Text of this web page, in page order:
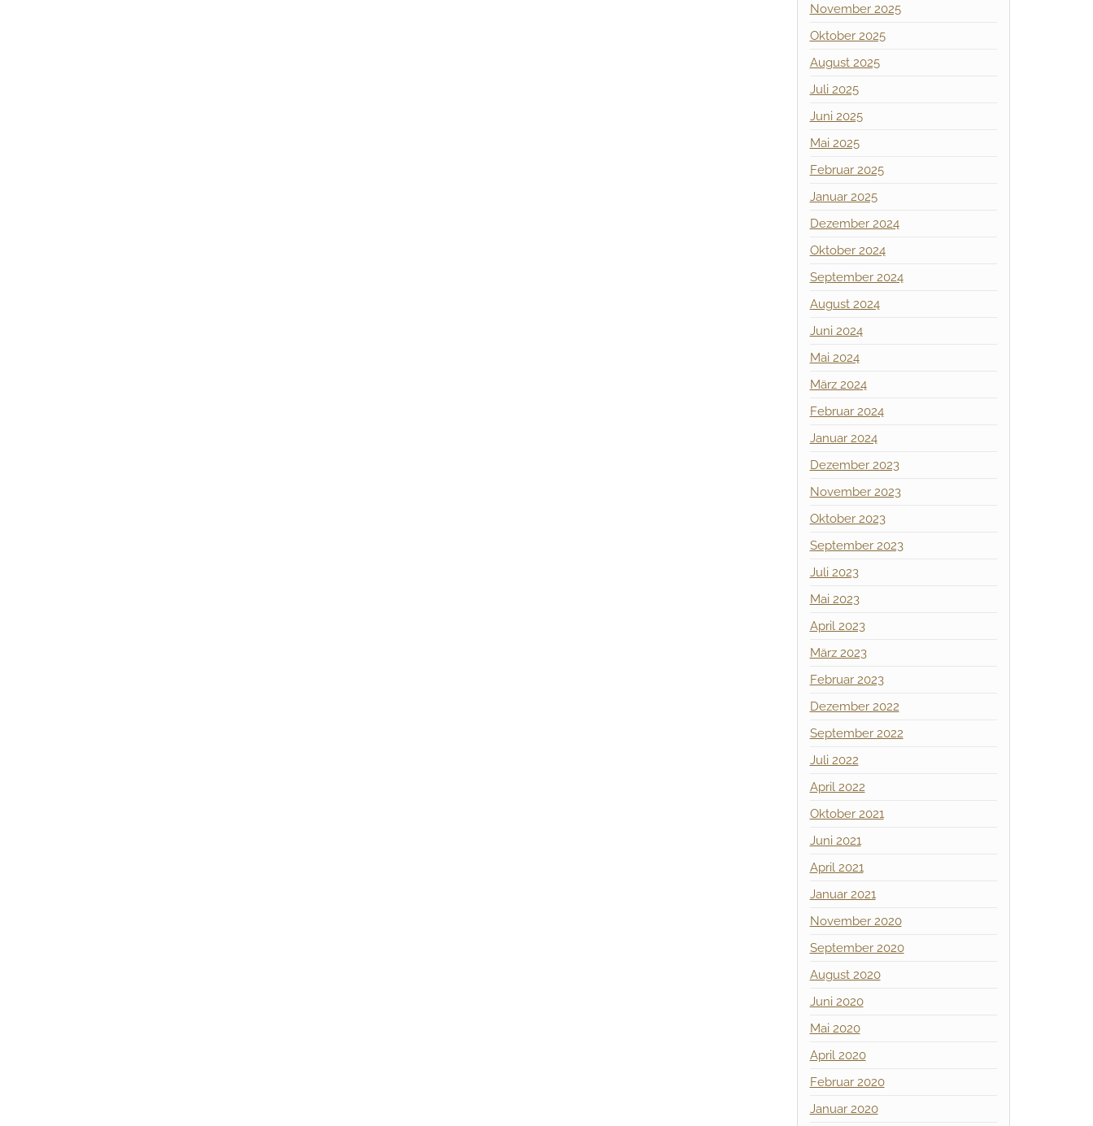
November 2025
Oktober 2025
August 2025
Juli 2025
Juni 2025
Mai 2025
Februar 2025
Januar 2025
Dezember 2024
Oktober 2024
September 2024
August 2024
Juni 2024
Mai 2024
März 2024
Februar 2024
Januar 2024
Dezember 2023
November 2023
Oktober 2023
September 2023
Juli 2023
Mai 2023
April 2023
März 2023
Februar 2023
Dezember 2022
September 2022
Juli 2022
April 2022
Oktober 2021
Juni 2021
April 2021
Januar 2021
November 2020
September 2020
August 2020
Juni 2020
Mai 2020
April 2020
Februar 2020
Januar 2020